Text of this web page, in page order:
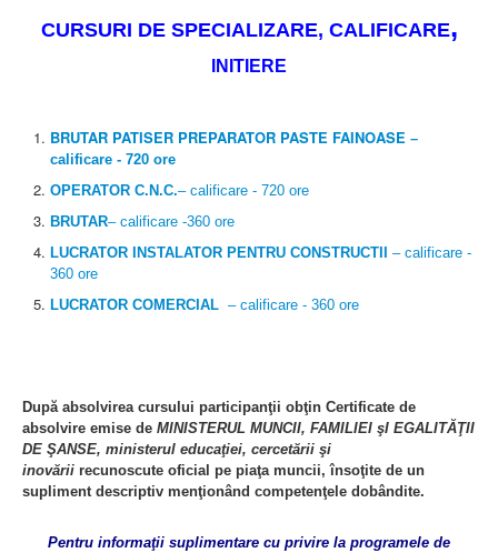
CURSURI DE SPECIALIZARE, CALIFICARE,
INITIERE
BRUTAR PATISER PREPARATOR PASTE FAINOASE –
calificare - 720 ore
OPERATOR C.N.C.– calificare - 720 ore
BRUTAR– calificare -360 ore
LUCRATOR INSTALATOR PENTRU CONSTRUCTII
– calificare -
360 ore
LUCRATOR COMERCIAL – calificare - 360 ore
După absolvirea cursului participanţii obţin Certificate de
absolvire emise de MINISTERUL MUNCII, FAMILIEI şI EGALITĂŢII
DE ŞANSE, ministerul educaţiei, cercetării şi
inovării recunoscute oficial pe piaţa muncii, însoţite de un
supliment descriptiv menţionând competenţele dobândite.
Pentru informaţii suplimentare cu privire la programele de